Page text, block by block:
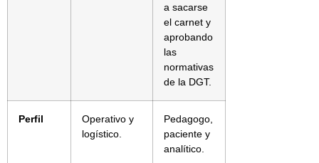
a sacarse
el carnet y
aprobando
las
normativas
de la DGT.
Perfil
Operativo y
logístico.
Pedagogo,
paciente y
analítico.